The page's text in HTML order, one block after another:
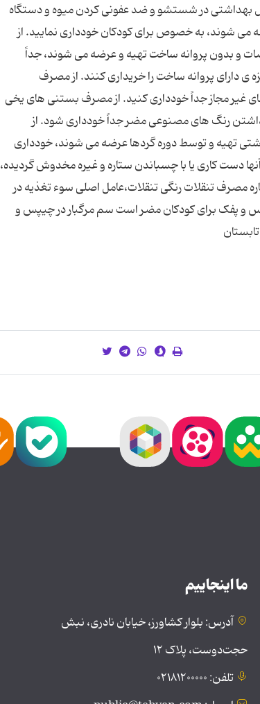
بهداشتی در شستشو و ضد عفونی کردن میوه و دستگاه
می شوند، به خصوص برای کودکان خودداری نمایید. از
و بدون پروانه ساخت تهیه و عرضه می شوند، جداً
دارای پروانه ساخت را خریداری کنند. از مصرف
مجاز جداً خودداری کنید. از مصرف بستنی های یخی
رنگ های مصنوعی مضر جداً خودداری شود. از
تهیه و توسط دوره گردها عرضه می شوند، خودداری
دست کاری یا با چسباندن ستاره و غیره مخدوش گردیده،
مصرف تنقلات رنگی تنقلات،عامل اصلی سوء تغذیه در
و پفک برای کودکان مضر است سم مرگبار در چیپس و
ما اینجاییم
آدرس: بلوار کشاورز، خیابان نادری، نبش
حجت‌دوست، پلاک ۱۲
تلفن: ۰۲۱۸۱۲۰۰۰۰۰